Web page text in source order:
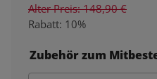
Alter Preis: 148,90 €
Rabatt: 10%
Zubehör zum